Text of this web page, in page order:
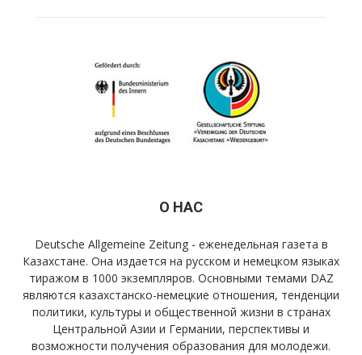
О НАС
Deutsche Allgemeine Zeitung - еженедельная газета в
Казахстане. Она издается на русском и немецком языках
тиражом в 1000 экземпляров. Основными темами DAZ
являются казахстанско-немецкие отношения, тенденции
политики, культуры и общественной жизни в странах
Центральной Азии и Германии, перспективы и
возможности получения образования для молодежи.